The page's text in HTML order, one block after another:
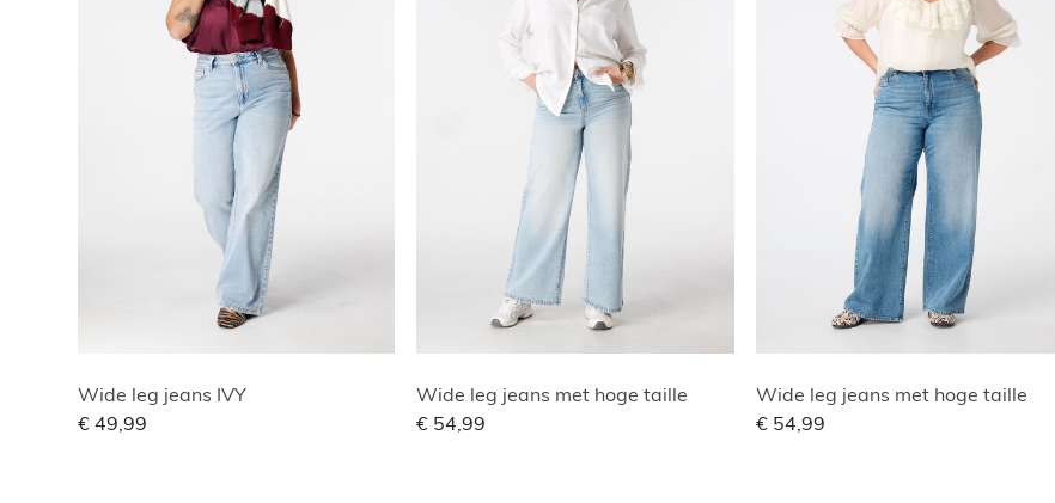
Wide leg jeans IVY
€ 49,99
Wide leg jeans met hoge taille
€ 54,99
Wide leg jeans met hoge taille
€ 54,99